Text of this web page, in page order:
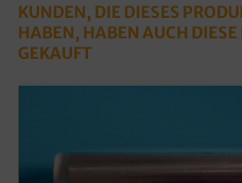
KUNDEN, DIE DIESES
HABEN, HABEN AUCH DIESE
GEKAUFT